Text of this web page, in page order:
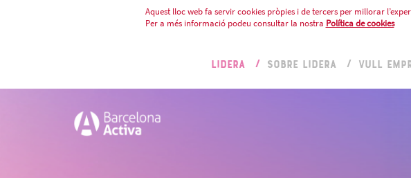
Aquest lloc web fa servir cookies pròpies i de tercers per millorar
Per a més informació podeu consultar la nostra Política de cookies
LIDERA SOBRE LIDERA VULL